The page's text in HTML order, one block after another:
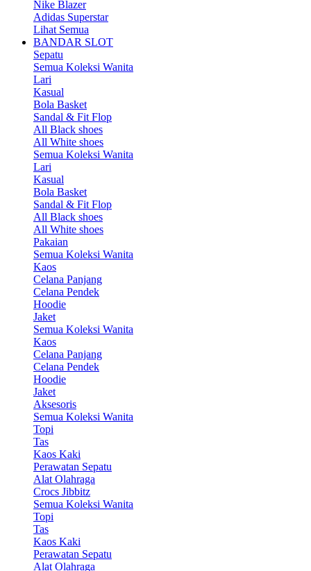
Nike Blazer
Adidas Superstar
Lihat Semua
BANDAR SLOT
Sepatu
Semua Koleksi Wanita
Lari
Kasual
Bola Basket
Sandal & Fit Flop
All Black shoes
All White shoes
Semua Koleksi Wanita
Lari
Kasual
Bola Basket
Sandal & Fit Flop
All Black shoes
All White shoes
Pakaian
Semua Koleksi Wanita
Kaos
Celana Panjang
Celana Pendek
Hoodie
Jaket
Semua Koleksi Wanita
Kaos
Celana Panjang
Celana Pendek
Hoodie
Jaket
Aksesoris
Semua Koleksi Wanita
Topi
Tas
Kaos Kaki
Perawatan Sepatu
Alat Olahraga
Crocs Jibbitz
Semua Koleksi Wanita
Topi
Tas
Kaos Kaki
Perawatan Sepatu
Alat Olahraga